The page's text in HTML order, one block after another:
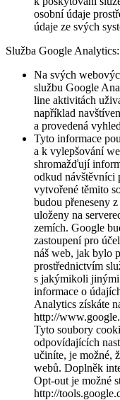
osobní údaje
údaje ze svých
Služba Google Analytics:
Na svých
službu Google
line aktivitách
například
a provedená
Tyto informace
a k vylepšování
shromažďují
odkud návštěvníci
vytvořené těmito
budou přeneseny
uloženy na
zemích. Google
zastoupení pro
náš web, jak bylo
prostřednictvím
s jakýmikoli jinými
informace o
Analytics získáte
http://
Tyto soubory
odpovídajících
učiníte, je možné,
webů. Doplněk
Opt-out je možné
http://